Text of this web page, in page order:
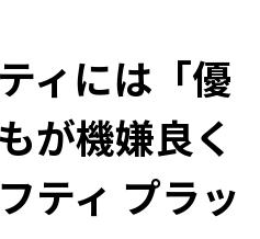
ィには「優
が機嫌良く
ティ プラッ